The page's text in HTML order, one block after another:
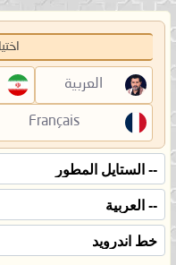
العربية
Français